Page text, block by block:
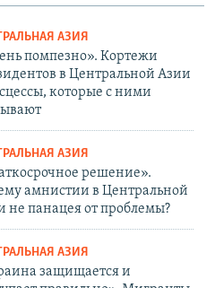
АЗИЯ
помпезно». Кортежи
в Центральной Азии
которые с ними
АЗИЯ
решение».
амнистии в Центральной
не панацея от проблемы?
АЗИЯ
защищается и